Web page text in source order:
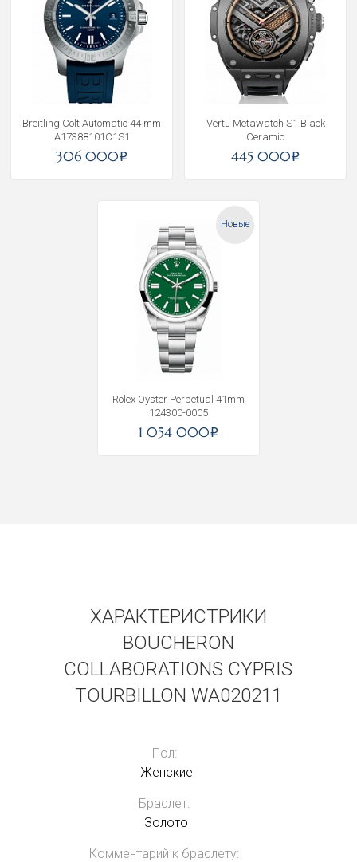
Breitling Colt Automatic 44 mm
A17388101C1S1
306 000i
Vertu Metawatch S1 Black
Ceramic
445 000i
Новые
Rolex Oyster Perpetual 41mm
124300-0005
1 054 000i
ХАРАКТЕРИСТРИКИ
BOUCHERON
COLLABORATIONS CYPRIS
TOURBILLON WA020211
Пол:
Женские
Браслет:
Золото
Комментарий к браслету:
Получать на почту